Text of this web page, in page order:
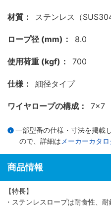
材質： ステンレス（SUS304
ロープ径 (mm)： 8.0
使用荷重 (kgf)： 700
仕様： 細径タイプ
ワイヤロープの構成： 7×7
一部型番の仕様・寸法を掲載
ので、詳細は メーカーカタ
商品情報
【特長】
・ステンレスロープは耐食性、